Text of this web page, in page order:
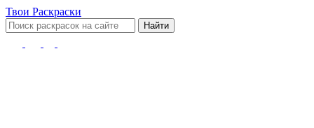
Твои Раскраски
Найти